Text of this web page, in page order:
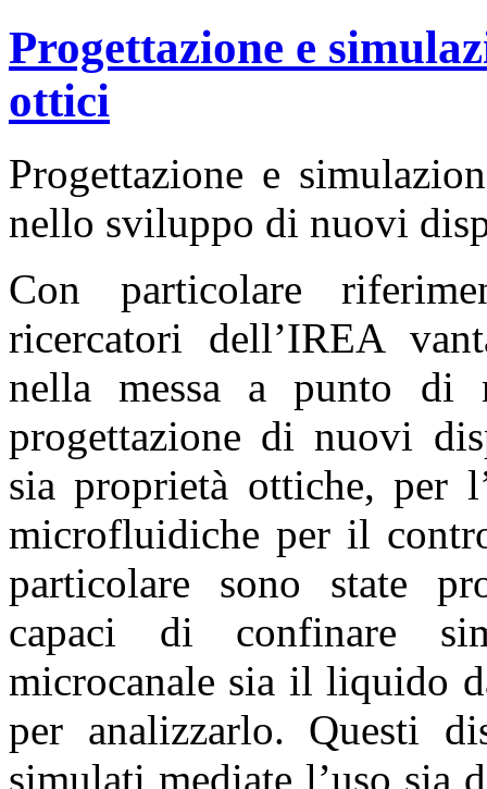
Progettazione e
ottici
Progettazione e
nello sviluppo di nuovi
Con particolare
ricercatori dell’IREA
nella messa a punto di
progettazione di nuovi
sia proprietà ottiche, per
microfluidiche per il
particolare sono state
capaci di confinare
microcanale sia il liquido
per analizzarlo. Questi
simulati mediate l’uso sia